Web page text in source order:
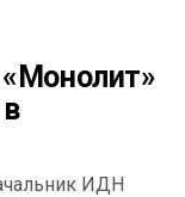
«Монолит»
ИДН